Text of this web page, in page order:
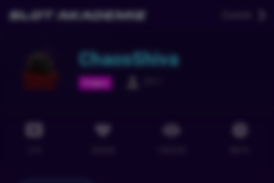
ChaosShiva
Folgen